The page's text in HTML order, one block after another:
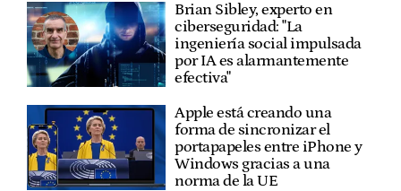
Brian Sibley, experto en
ciberseguridad: "La
ingeniería social impulsada
por IA es alarmantemente
efectiva"
Apple está creando una
forma de sincronizar el
portapapeles entre iPhone y
Windows gracias a una
norma de la UE